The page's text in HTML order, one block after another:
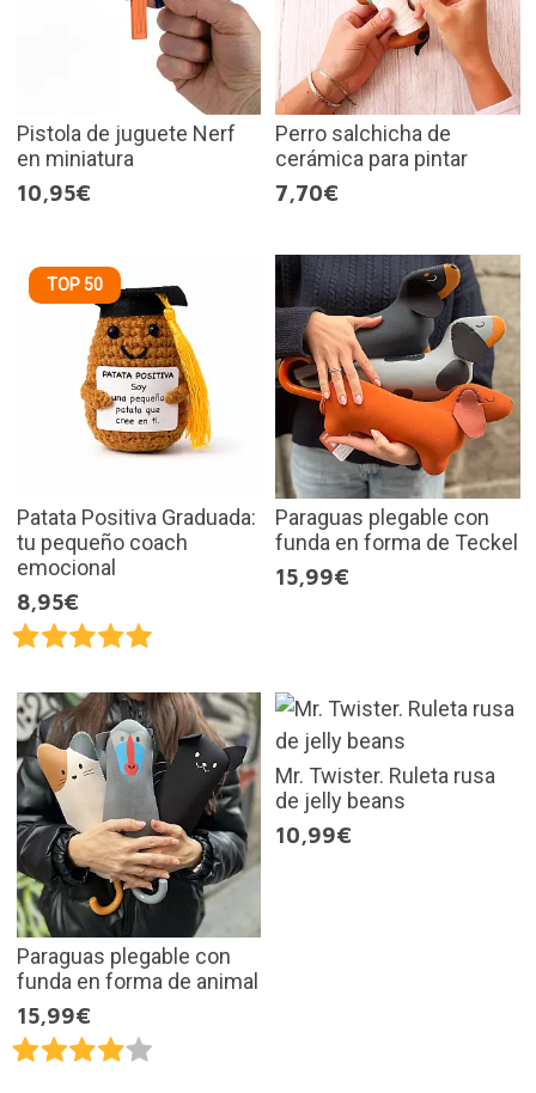
Pistola de juguete Nerf
en miniatura
10,95€
Perro salchicha de
cerámica para pintar
7,70€
TOP 50
Patata Positiva Graduada:
tu pequeño coach
emocional
8,95€
Paraguas plegable con
funda en forma de Teckel
15,99€
Paraguas plegable con
funda en forma de animal
15,99€
Mr. Twister. Ruleta rusa
de jelly beans
10,99€